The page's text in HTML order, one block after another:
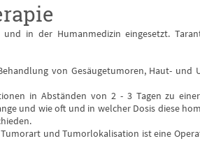
in der Humanmedizin eingesetzt.
von Gesäugetumoren, Haut- und
in Abständen von 2 - 3 Tagen zu
und wie oft und in welcher Dosis diese
und Tumorlokalisation ist eine